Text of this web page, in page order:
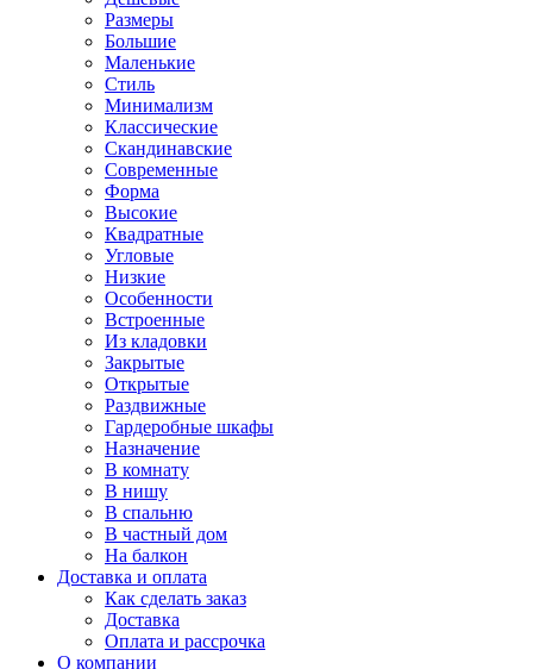
Размеры
Большие
Маленькие
Стиль
Минимализм
Классические
Скандинавские
Современные
Форма
Высокие
Квадратные
Угловые
Низкие
Особенности
Встроенные
Из кладовки
Закрытые
Открытые
Раздвижные
Гардеробные шкафы
Назначение
В комнату
В нишу
В спальню
В частный дом
На балкон
Доставка и оплата
Как сделать заказ
Доставка
Оплата и рассрочка
О компании